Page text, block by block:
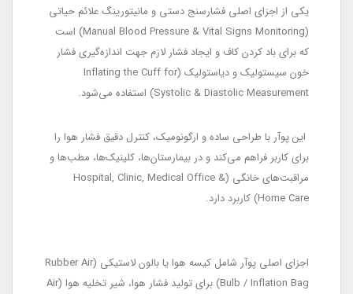
یکی از اجزای اصلی فشارسنج دستی و مانیتورینگ علائم حیاتی
(Manual Blood Pressure & Vital Signs Monitoring) است
که برای باد کردن کاف و ایجاد فشار لازم جهت اندازه‌گیری فشار
خون سیستولیک و دیاستولیک (Inflating the Cuff for
Systolic & Diastolic Measurement) استفاده می‌شود.
این پوآر با طراحی ساده و ارگونومیک، کنترل دقیق فشار هوا را
برای کاربر فراهم می‌کند و در بیمارستان‌ها، کلینیک‌ها، مطب‌ها و
مراقبت‌های خانگی (Hospital, Clinic, Medical Office &
Home Care) کاربرد دارد.
اجزای اصلی پوآر شامل کیسه هوا یا بالون لاستیکی (Rubber Air
Bulb / Inflation Bag) برای تولید فشار هوا، شیر تخلیه هوا (Air